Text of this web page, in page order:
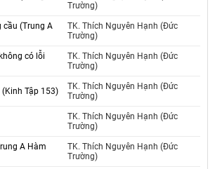
Trường)
(Trung A
TK. Thích Nguyên Hạnh (Đức
Trường)
có lỗi
TK. Thích Nguyên Hạnh (Đức
Trường)
Tập 153)
TK. Thích Nguyên Hạnh (Đức
Trường)
TK. Thích Nguyên Hạnh (Đức
Trường)
A Hàm
TK. Thích Nguyên Hạnh (Đức
Trường)